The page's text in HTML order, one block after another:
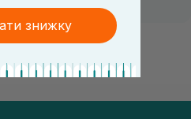
знижку